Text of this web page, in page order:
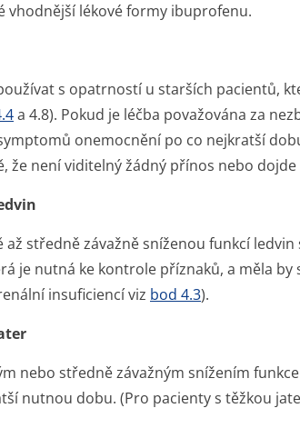
vhodnější lékové formy ibuprofenu.
s opatrností u starších pacientů,
a 4.8). Pokud je léčba považována za
onemocnění po co nejkratší
že není viditelný žádný přínos nebo
středně závažně sníženou funkcí
je nutná ke kontrole příznaků, a měla by
insuficiencí viz bod 4.3).
nebo středně závažným snížením
nutnou dobu. (Pro pacienty s těžkou